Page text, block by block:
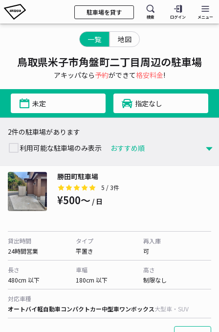
駐車場を貸す
検索 ログイン メニュー
一覧 地図
鳥取県米子市角盤町二丁目周辺の駐車場
アキッパなら予約ができて格安料金!
未定 指定なし
2件の駐車場があります
利用可能な駐車場のみ表示
勝田町駐車場
5 / 3件
¥500〜 / 日
貸出時間
24時間営業
タイプ
平置き
再入庫
可
長さ
480cm 以下
車幅
180cm 以下
高さ
制限なし
対応車種
オートバイ軽自動車コンパクトカー中型車ワンボックス大型車・SUV